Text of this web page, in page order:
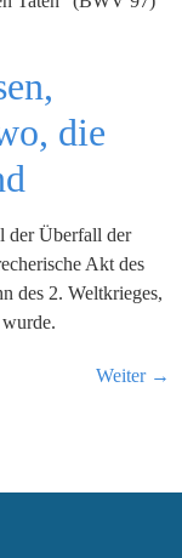
die
der Überfall der
Akt des
des 2. Weltkrieges,
Weiter →